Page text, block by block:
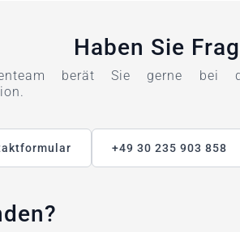
Haben Sie
berät Sie gerne bei
+49 30 235 903 858